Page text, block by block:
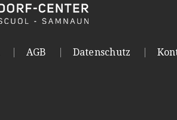
AGB Datenschutz